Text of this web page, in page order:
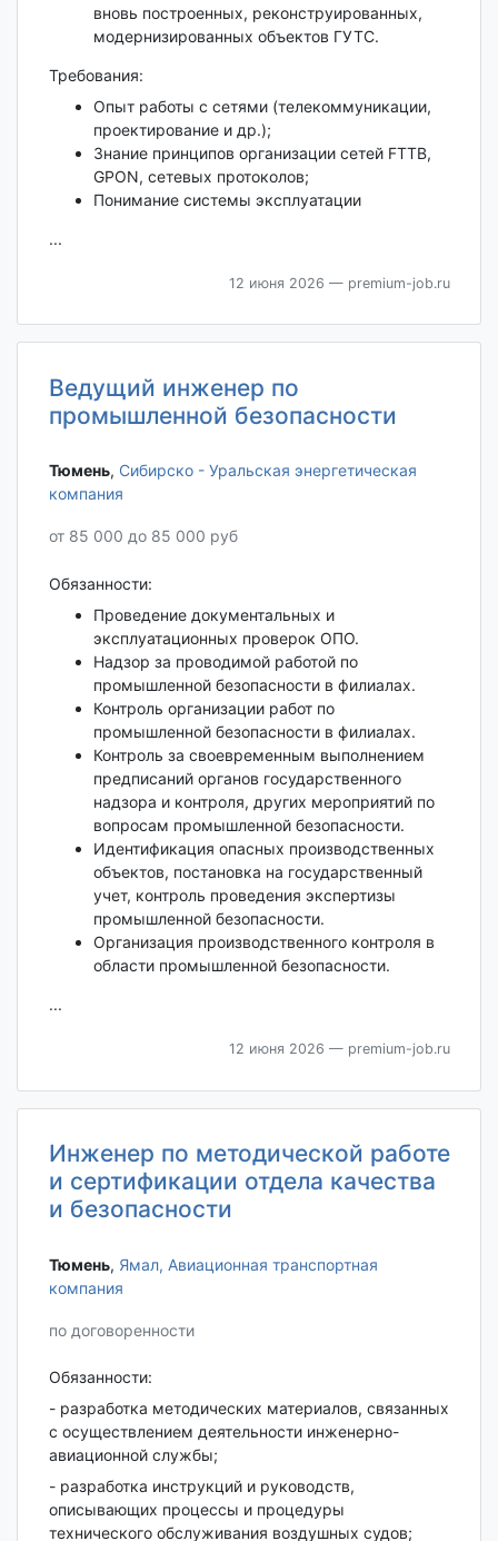
вновь построенных, реконструированных,
модернизированных объектов ГУТС.
Требования:
Опыт работы с сетями (телекоммуникации,
проектирование и др.);
Знание принципов организации сетей FTTB,
GPON, сетевых протоколов;
Понимание системы эксплуатации
...
12 июня 2026 — premium-job.ru
Ведущий инженер по
промышленной безопасности
Тюмень‎, Сибирско - Уральская энергетическая
компания
от 85 000 до 85 000 руб
Обязанности:
Проведение документальных и
эксплуатационных проверок ОПО.
Надзор за проводимой работой по
промышленной безопасности в филиалах.
Контроль организации работ по
промышленной безопасности в филиалах.
Контроль за своевременным выполнением
предписаний органов государственного
надзора и контроля, других мероприятий по
вопросам промышленной безопасности.
Идентификация опасных производственных
объектов, постановка на государственный
учет, контроль проведения экспертизы
промышленной безопасности.
Организация производственного контроля в
области промышленной безопасности.
...
12 июня 2026 — premium-job.ru
Инженер по методической работе
и сертификации отдела качества
и безопасности
Тюмень‎, Ямал, Авиационная транспортная
компания
по договоренности
Обязанности:
- разработка методических материалов, связанных
с осуществлением деятельности инженерно-
авиационной службы;
- разработка инструкций и руководств,
описывающих процессы и процедуры
технического обслуживания воздушных судов;